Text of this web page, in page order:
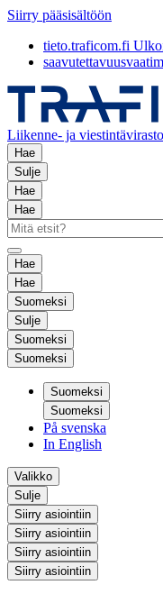
Siirry pääsisältöön
tieto.traficom.fi
Liikenne- ja viestintävirasto
Hae
Sulje
Hae
Hae
Hae
Hae
Suomeksi
Sulje
Suomeksi
Suomeksi
Suomeksi
Suomeksi
På svenska
In English
Valikko
Sulje
Siirry asiointiin
Siirry asiointiin
Siirry asiointiin
Siirry asiointiin